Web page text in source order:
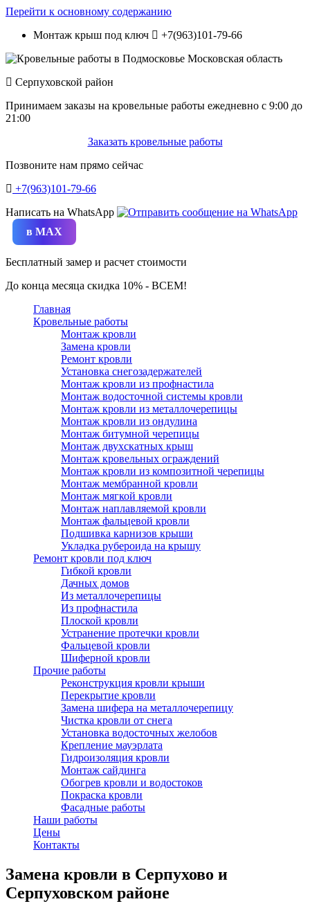
Перейти к основному содержанию
Монтаж крыш под ключ
+7(963)101-79-66
Серпуховской район
Принимаем заказы на кровельные работы ежедневно c 9:00 до
21:00
Заказать кровельные работы
Позвоните нам прямо сейчас
+7(963)101-79-66
Написать на WhatsApp
в MAX
Бесплатный замер и расчет стоимости
До конца месяца скидка 10% - ВСЕМ!
Главная
Кровельные работы
Монтаж кровли
Замена кровли
Ремонт кровли
Установка снегозадержателей
Монтаж кровли из профнастила
Монтаж водосточной системы кровли
Монтаж кровли из металлочерепицы
Монтаж кровли из ондулина
Монтаж битумной черепицы
Монтаж двухскатных крыш
Монтаж кровельных ограждений
Монтаж кровли из композитной черепицы
Монтаж мембранной кровли
Монтаж мягкой кровли
Монтаж наплавляемой кровли
Монтаж фальцевой кровли
Подшивка карнизов крыши
Укладка рубероида на крышу
Ремонт кровли под ключ
Гибкой кровли
Дачных домов
Из металлочерепицы
Из профнастила
Плоской кровли
Устранение протечки кровли
Фальцевой кровли
Шиферной кровли
Прочие работы
Реконструкция кровли крыши
Перекрытие кровли
Замена шифера на металлочерепицу
Чистка кровли от снега
Установка водосточных желобов
Крепление мауэрлата
Гидроизоляция кровли
Монтаж сайдинга
Обогрев кровли и водостоков
Покраска кровли
Фасадные работы
Наши работы
Цены
Контакты
Замена кровли в Серпухово и
Серпуховском районе